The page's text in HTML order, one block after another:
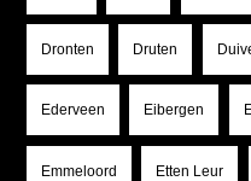
Dronten Druten
Ederveen Eibergen
Emmeloord Etten Leur